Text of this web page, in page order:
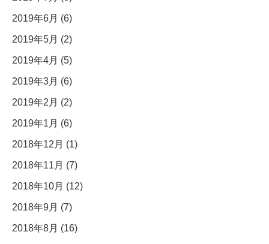
2019年6月 (6)
2019年5月 (2)
2019年4月 (5)
2019年3月 (6)
2019年2月 (2)
2019年1月 (6)
2018年12月 (1)
2018年11月 (7)
2018年10月 (12)
2018年9月 (7)
2018年8月 (16)